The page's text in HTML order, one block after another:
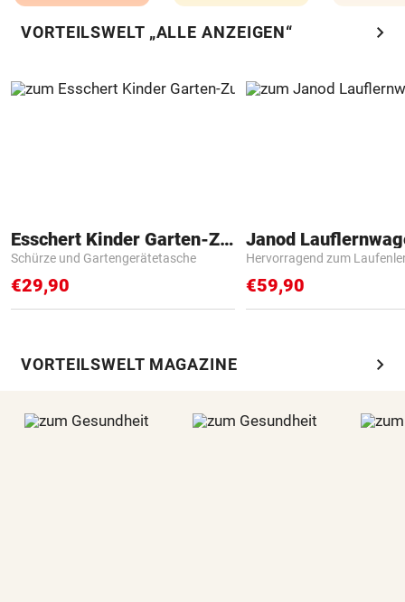
VORTEILSWELT „ALLE ANZEIGEN“ chevron_right
Esschert Kinder Garten-Zubehör
Schürze und Gartengerätetasche
€29,90
Janod
Hervorragend zum
€59,90
VORTEILSWELT MAGAZINE chevron_right